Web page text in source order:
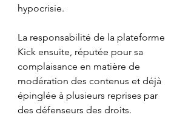
hypocrisie.
La responsabilité de la plateforme
Kick ensuite, réputée pour sa
complaisance en matière de
modération des contenus et déjà
épinglée à plusieurs reprises par
des défenseurs des droits.